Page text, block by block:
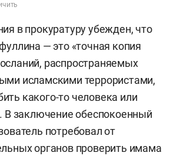
в прокуратуру убежден, что
— это «точная копия
распространяемых
исламскими террористами,
какого-то человека или
В заключение обеспокоенный
потребовал от
органов проверить имама